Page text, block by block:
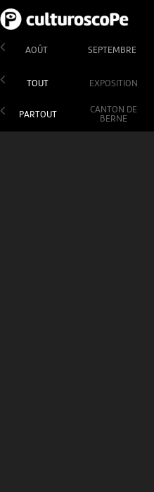
AOÛT SEPTEMBRE
TOUT EXPOSITION
PARTOUT
CANTON DE
BERNE